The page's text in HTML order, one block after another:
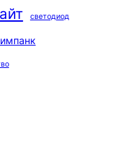
светодиод